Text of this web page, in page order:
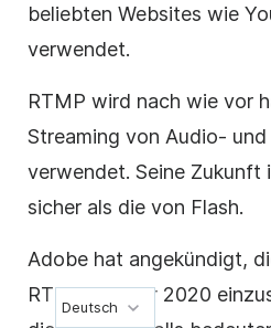
beliebten Websites wie
verwendet.
RTMP wird nach wie vor
Streaming von Audio-
verwendet. Seine Zukunft
sicher als die von Flash.
Adobe hat angekündigt,
RTMP im Jahr 2020
Deutsch